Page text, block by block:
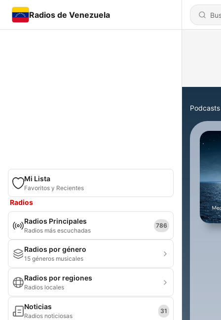
Radios de Venezuela
Mi Lista
Favoritos y Recientes
Radios
Radios Principales
Radios más escuchadas
786
Radios por género
15 géneros musicales
Radios por regiones
Radios locales
Noticias
Radios noticiosas
31
Podcasts